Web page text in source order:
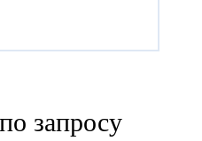
запросу